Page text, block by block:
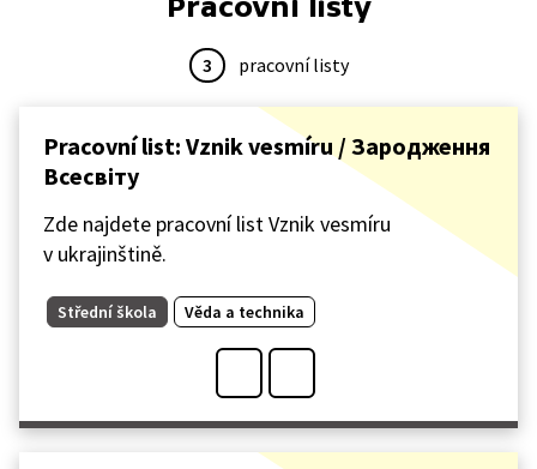
Pracovní listy
3 pracovní listy
Pracovní list: Vznik vesmíru / Зародження
Всесвіту
Zde najdete pracovní list Vznik vesmíru
v ukrajinštině.
Střední škola Věda a technika